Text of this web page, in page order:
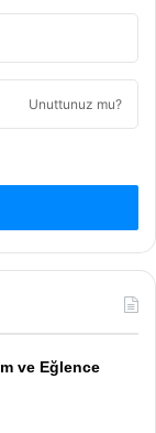
Unuttunuz mu?
ve Eğlence